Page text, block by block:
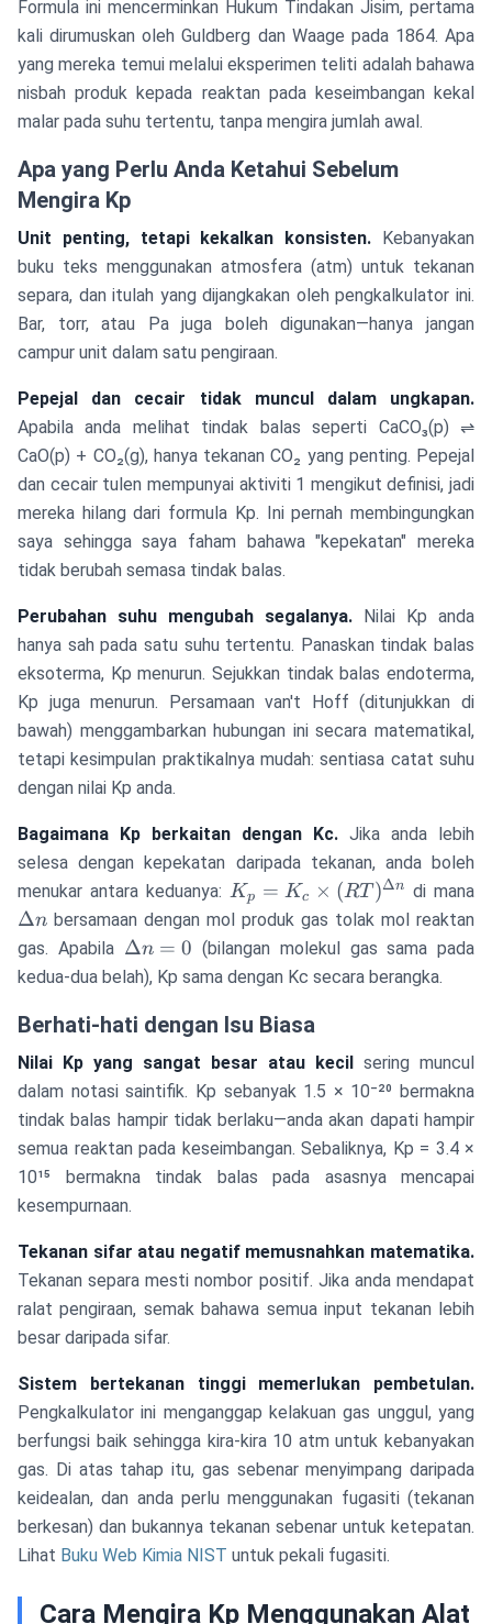
Formula ini mencerminkan Hukum Tindakan Jisim, pertama
kali dirumuskan oleh Guldberg dan Waage pada 1864. Apa
yang mereka temui melalui eksperimen teliti adalah bahawa
nisbah produk kepada reaktan pada keseimbangan kekal
malar pada suhu tertentu, tanpa mengira jumlah awal.
Apa yang Perlu Anda Ketahui Sebelum
Mengira Kp
Unit penting, tetapi kekalkan konsisten. Kebanyakan
buku teks menggunakan atmosfera (atm) untuk tekanan
separa, dan itulah yang dijangkakan oleh pengkalkulator ini.
Bar, torr, atau Pa juga boleh digunakan—hanya jangan
campur unit dalam satu pengiraan.
Pepejal dan cecair tidak muncul dalam ungkapan.
Apabila anda melihat tindak balas seperti CaCO₃(p) ⇌
CaO(p) + CO₂(g), hanya tekanan CO₂ yang penting. Pepejal
dan cecair tulen mempunyai aktiviti 1 mengikut definisi, jadi
mereka hilang dari formula Kp. Ini pernah membingungkan
saya sehingga saya faham bahawa "kepekatan" mereka
tidak berubah semasa tindak balas.
Perubahan suhu mengubah segalanya. Nilai Kp anda
hanya sah pada satu suhu tertentu. Panaskan tindak balas
eksoterma, Kp menurun. Sejukkan tindak balas endoterma,
Kp juga menurun. Persamaan van't Hoff (ditunjukkan di
bawah) menggambarkan hubungan ini secara matematikal,
tetapi kesimpulan praktikalnya mudah: sentiasa catat suhu
dengan nilai Kp anda.
Bagaimana Kp berkaitan dengan Kc. Jika anda lebih
selesa dengan kepekatan daripada tekanan, anda boleh
menukar antara keduanya:K_p = K_c
\times
(RT)^{\Delta
n}
Kp = Kc × (RT)Δn di mana
Δn bersamaan dengan mol produk gas tolak mol reaktan
gas. Apabila \Delta
n = 0
Δn = 0 (bilangan molekul gas sama pada
kedua-dua belah), Kp sama dengan Kc secara berangka.
Berhati-hati dengan Isu Biasa
Nilai Kp yang sangat besar atau kecil sering muncul
dalam notasi saintifik. Kp sebanyak 1.5 × 10⁻²⁰ bermakna
tindak balas hampir tidak berlaku—anda akan dapati hampir
semua reaktan pada keseimbangan. Sebaliknya, Kp = 3.4 ×
10¹⁵ bermakna tindak balas pada asasnya mencapai
kesempurnaan.
Tekanan sifar atau negatif memusnahkan matematika.
Tekanan separa mesti nombor positif. Jika anda mendapat
ralat pengiraan, semak bahawa semua input tekanan lebih
besar daripada sifar.
Sistem bertekanan tinggi memerlukan pembetulan.
Pengkalkulator ini menganggap kelakuan gas unggul, yang
berfungsi baik sehingga kira-kira 10 atm untuk kebanyakan
gas. Di atas tahap itu, gas sebenar menyimpang daripada
keidealan, dan anda perlu menggunakan fugasiti (tekanan
berkesan) dan bukannya tekanan sebenar untuk ketepatan.
Lihat Buku Web Kimia NIST untuk pekali fugasiti.
Cara Mengira Kp Menggunakan Alat